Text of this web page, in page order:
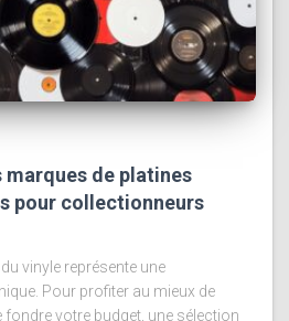
marques de platines
pour collectionneurs
vinyle représente une
Pour profiter au mieux de
votre budget, une sélection